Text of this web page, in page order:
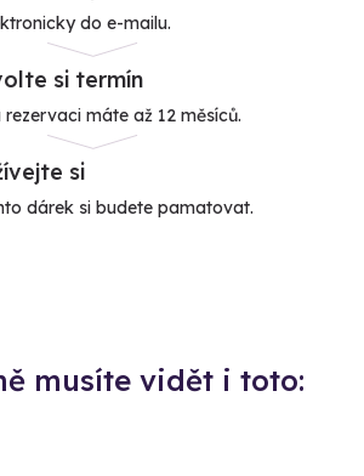
do e-mailu.
si termín
rezervaci máte až 12 měsíců.
si
dárek si budete pamatovat.
musíte vidět i toto: